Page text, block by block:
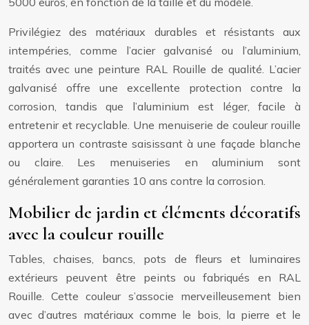
Privilégiez des matériaux durables et résistants aux
intempéries, comme l’acier galvanisé ou l’aluminium,
traités avec une peinture RAL Rouille de qualité. L’acier
galvanisé offre une excellente protection contre la
corrosion, tandis que l’aluminium est léger, facile à
entretenir et recyclable. Une menuiserie de couleur rouille
apportera un contraste saisissant à une façade blanche
ou claire. Les menuiseries en aluminium sont
généralement garanties 10 ans contre la corrosion.
Mobilier de jardin et éléments décoratifs
avec la couleur rouille
Tables, chaises, bancs, pots de fleurs et luminaires
extérieurs peuvent être peints ou fabriqués en RAL
Rouille. Cette couleur s’associe merveilleusement bien
avec d’autres matériaux comme le bois, la pierre et le